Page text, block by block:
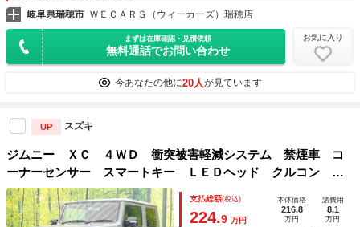
岐阜県瑞穂市 ＷＥＣＡＲＳ（ウィーカーズ）瑞穂店
まずは在庫確認・見積依頼
無料通話でお問い合わせ
お気に入り
今あなたの他に20人が見ています
UP スズキ
ジムニー ＸＣ ４ＷＤ 衝突被害軽減システム 禁煙車 コ
ーナーセンサー スマートキー ＬＥＤヘッド クルコン 純
正１６インチアルミ 車線逸脱警報 オートライト オートエ
アコン
支払総額(税込)
224.9 万円
本体価格
216.8
万円
諸費用
8.1
万円